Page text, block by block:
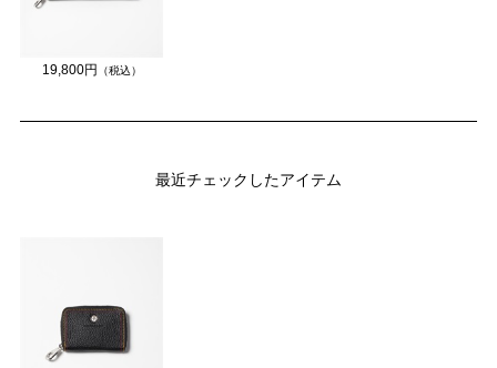
19,800円 （税込）
最近チェックしたアイテム